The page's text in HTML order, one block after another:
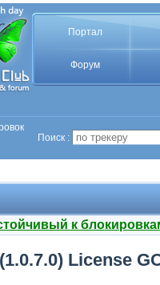
Портал
Форум
Поиск :
к
License